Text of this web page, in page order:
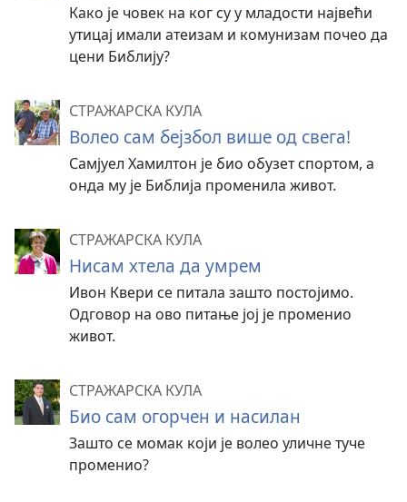
Како је човек на ког су у младости највећи
утицај имали атеизам и комунизам почео да
цени Библију?
СТРАЖАРСКА КУЛА
Волео сам бејзбол више од свега!
Самјуел Хамилтон је био обузет спортом, а
онда му је Библија променила живот.
СТРАЖАРСКА КУЛА
Нисам хтела да умрем
Ивон Квери се питала зашто постојимо.
Одговор на ово питање јој је променио
живот.
СТРАЖАРСКА КУЛА
Био сам огорчен и насилан
Зашто се момак који је волео уличне туче
променио?